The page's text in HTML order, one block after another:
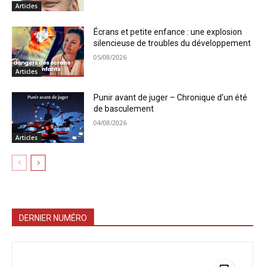
Articles
Articles
Écrans et petite enfance : une explosion
silencieuse de troubles du développement
05/08/2026
Articles
Punir avant de juger – Chronique d’un été
de basculement
04/08/2026
DERNIER NUMÉRO